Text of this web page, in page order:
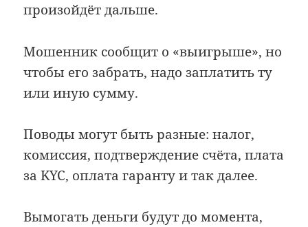
произойдёт дальше.
Мошенник сообщит о «выигрыше», но
чтобы его забрать, надо заплатить ту
или иную сумму.
Поводы могут быть разные: налог,
комиссия, подтверждение счёта, плата
за KYC, оплата гаранту и так далее.
Вымогать деньги будут до момента,